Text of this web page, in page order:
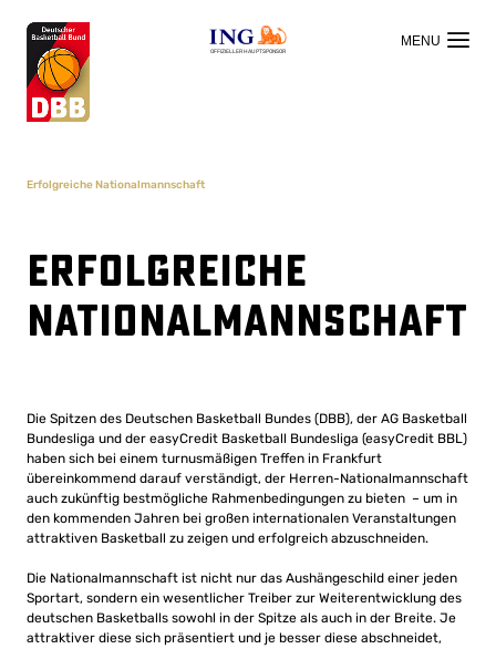
OFFIZIELLER HAUPTSPONSOR
Erfolgreiche Nationalmannschaft
Erfolgreiche
Nationalmannschaft
Die Spitzen des Deutschen Basketball Bundes (DBB), der AG Basketball
Bundesliga und der easyCredit Basketball Bundesliga (easyCredit BBL)
haben sich bei einem turnusmäßigen Treffen in Frankfurt
übereinkommend darauf verständigt, der Herren-Nationalmannschaft
auch zukünftig bestmögliche Rahmenbedingungen zu bieten – um in
den kommenden Jahren bei großen internationalen Veranstaltungen
attraktiven Basketball zu zeigen und erfolgreich abzuschneiden.
Die Nationalmannschaft ist nicht nur das Aushängeschild einer jeden
Sportart, sondern ein wesentlicher Treiber zur Weiterentwicklung des
deutschen Basketballs sowohl in der Spitze als auch in der Breite. Je
attraktiver diese sich präsentiert und je besser diese abschneidet,